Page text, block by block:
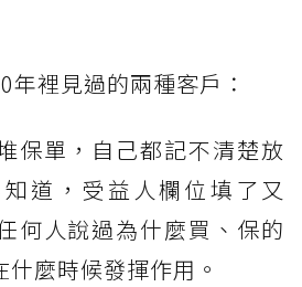
年裡見過的兩種客戶：
保單，自己都記不清楚放
道，受益人欄位填了又
何人說過為什麼買、保的
麼時候發揮作用。